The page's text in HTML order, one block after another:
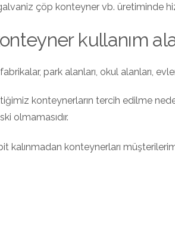
çöp konteyner vb. üretiminde
kullanım
park alanları, okul alanları,
konteynerların tercih edilme
olmamasıdır.
kalınmadan konteynerları